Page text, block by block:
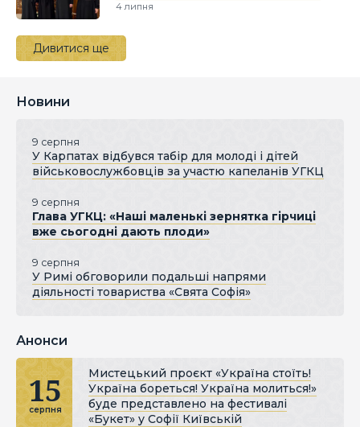
4 липня
Дивитися ще
Новини
9 серпня
У Карпатах відбувся табір для молоді і дітей
військовослужбовців за участю капеланів УГКЦ
9 серпня
Глава УГКЦ: «Наші маленькі зернятка гірчиці
вже сьогодні дають плоди»
9 серпня
У Римі обговорили подальші напрями
діяльності товариства «Свята Софія»
Анонси
15
серпня
Мистецький проєкт «Україна стоїть!
Україна бореться! Україна молиться!»
буде представлено на фестивалі
«Букет» у Софії Київській